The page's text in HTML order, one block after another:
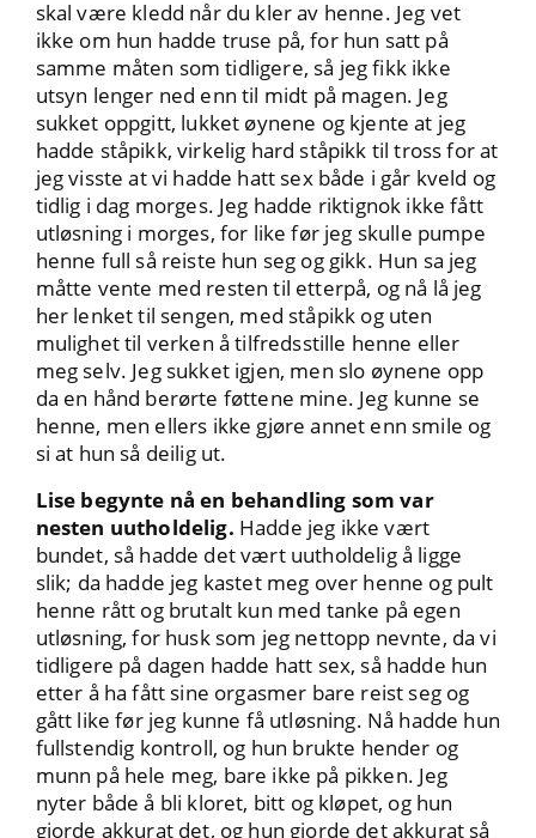
skal være kledd når du kler av henne. Jeg vet
ikke om hun hadde truse på, for hun satt på
samme måten som tidligere, så jeg fikk ikke
utsyn lenger ned enn til midt på magen. Jeg
sukket oppgitt, lukket øynene og kjente at jeg
hadde ståpikk, virkelig hard ståpikk til tross for at
jeg visste at vi hadde hatt sex både i går kveld og
tidlig i dag morges. Jeg hadde riktignok ikke fått
utløsning i morges, for like før jeg skulle pumpe
henne full så reiste hun seg og gikk. Hun sa jeg
måtte vente med resten til etterpå, og nå lå jeg
her lenket til sengen, med ståpikk og uten
mulighet til verken å tilfredsstille henne eller
meg selv. Jeg sukket igjen, men slo øynene opp
da en hånd berørte føttene mine. Jeg kunne se
henne, men ellers ikke gjøre annet enn smile og
si at hun så deilig ut.
Lise begynte nå en behandling som var
nesten uutholdelig. Hadde jeg ikke vært
bundet, så hadde det vært uutholdelig å ligge
slik; da hadde jeg kastet meg over henne og pult
henne rått og brutalt kun med tanke på egen
utløsning, for husk som jeg nettopp nevnte, da vi
tidligere på dagen hadde hatt sex, så hadde hun
etter å ha fått sine orgasmer bare reist seg og
gått like før jeg kunne få utløsning. Nå hadde hun
fullstendig kontroll, og hun brukte hender og
munn på hele meg, bare ikke på pikken. Jeg
nyter både å bli kloret, bitt og kløpet, og hun
gjorde akkurat det, og hun gjorde det akkurat så